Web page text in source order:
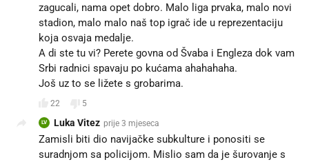
zagucali, nama opet dobro. Malo liga prvaka, malo novi
stadion, malo malo naš top igrač ide u reprezentaciju
koja osvaja medalje.
A di ste tu vi? Perete govna od Švaba i Engleza dok vam
Srbi radnici spavaju po kućama ahahahaha.
Još uz to se ližete s grobarima.
22 5
LV Luka Vitez prije 3 mjeseca
Zamisli biti dio navijačke subkulture i ponositi se
suradnjom sa policijom. Mislio sam da je šurovanje s